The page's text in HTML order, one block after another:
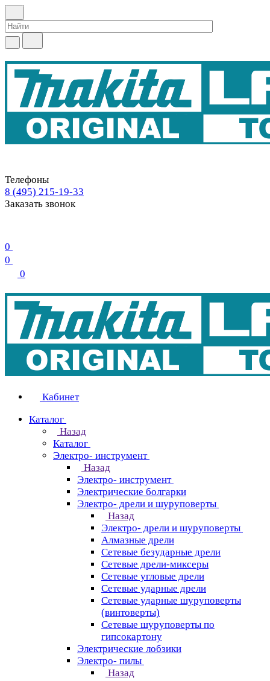
Телефоны
8 (495) 215-19-33
Заказать звонок
0
0
0
Кабинет
Каталог
Назад
Каталог
Электро- инструмент
Назад
Электро- инструмент
Электрические болгарки
Электро- дрели и шуруповерты
Назад
Электро- дрели и шуруповерты
Алмазные дрели
Сетевые безударные дрели
Сетевые дрели-миксеры
Сетевые угловые дрели
Сетевые ударные дрели
Сетевые ударные шуруповерты
(винтоверты)
Сетевые шуруповерты по
гипсокартону
Электрические лобзики
Электро- пилы
Назад